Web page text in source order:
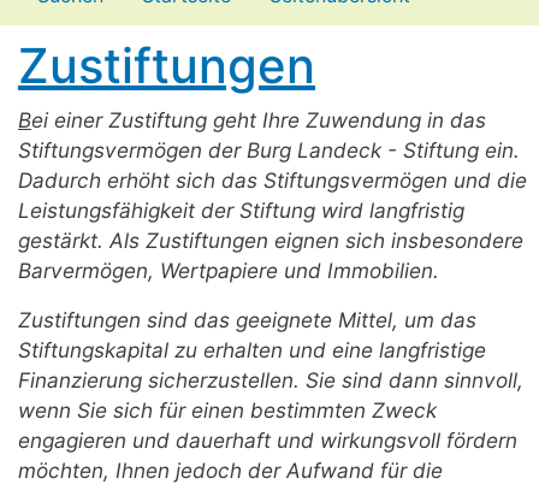
Impressum
Zustiftungen
Bei einer Zustiftung geht Ihre Zuwendung in das
Stiftungsvermögen der Burg Landeck - Stiftung ein.
Dadurch erhöht sich das Stiftungsvermögen und die
Leistungsfähigkeit der Stiftung wird langfristig
gestärkt. Als Zustiftungen eignen sich insbesondere
Barvermögen, Wertpapiere und Immobilien.
Zustiftungen sind das geeignete Mittel, um das
Stiftungskapital zu erhalten und eine langfristige
Finanzierung sicherzustellen. Sie sind dann sinnvoll,
wenn Sie sich für einen bestimmten Zweck
engagieren und dauerhaft und wirkungsvoll fördern
möchten, Ihnen jedoch der Aufwand für die